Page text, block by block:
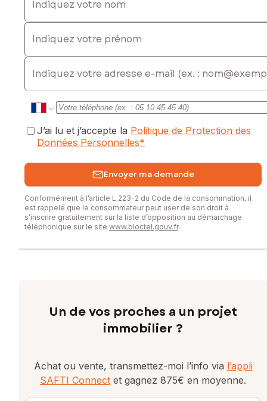
Indiquez votre prénom
E-mail
J’ai lu et j’accepte la Politique de Protection des
Données Personnelles*
Envoyer ma demande
Conformément à l’article L.223-2 du Code de la consommation, il
est rappelé que le consommateur peut user de son droit à
s’inscrire gratuitement sur la liste d’opposition au démarchage
téléphonique sur le site www.bloctel.gouv.fr.
Un de vos proches a un projet
immobilier ?
Achat ou vente, transmettez-moi l’info via l’appli
SAFTI Connect et gagnez 875€ en moyenne.